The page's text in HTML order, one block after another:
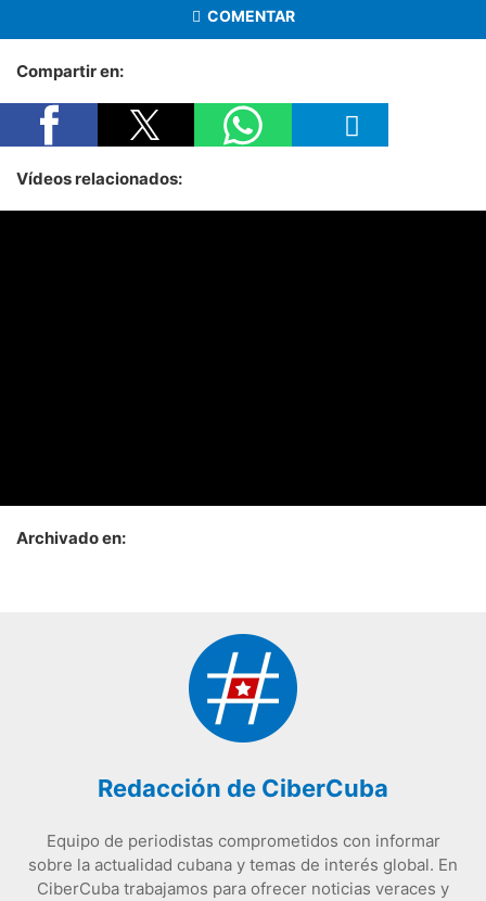
COMENTAR
Compartir en:
Vídeos relacionados:
Archivado en:
Redacción de CiberCuba
Equipo de periodistas comprometidos con informar
sobre la actualidad cubana y temas de interés global. En
CiberCuba trabajamos para ofrecer noticias veraces y